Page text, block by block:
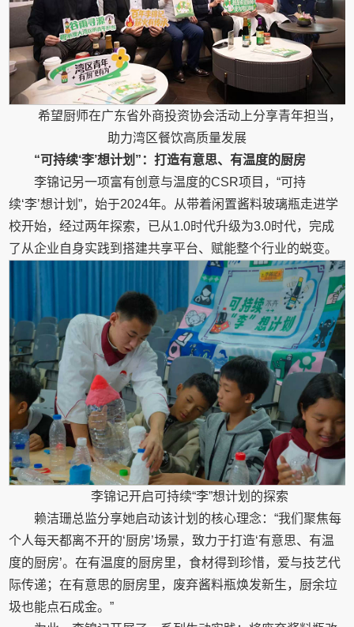
希望厨师在广东省外商投资协会活动上分享青年担当，
助力湾区餐饮高质量发展
“可持续‘李’想计划”：打造有意思、有温度的厨房
李锦记另一项富有创意与温度的CSR项目，“可持
续‘李’想计划”，始于2024年。从带着闲置酱料玻璃瓶走进学
校开始，经过两年探索，已从1.0时代升级为3.0时代，完成
了从企业自身实践到搭建共享平台、赋能整个行业的蜕变。
李锦记开启可持续“李”想计划的探索
赖洁珊总监分享她启动该计划的核心理念：“我们聚焦每
个人每天都离不开的‘厨房’场景，致力于打造‘有意思、有温
度的厨房’。在有温度的厨房里，食材得到珍惜，爱与技艺代
际传递；在有意思的厨房里，废弃酱料瓶焕发新生，厨余垃
圾也能点石成金。”